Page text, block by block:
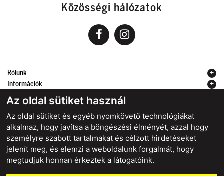
Az oldal sütiket használ
Az oldal sütiket és egyéb nyomkövető technológiákat
alkalmaz, hogy javítsa a böngészési élményét, azzal hogy
személyre szabott tartalmakat és célzott hirdetéseket
jelenít meg, és elemzi a weboldalunk forgalmát, hogy
megtudjuk honnan érkeztek a látogatóink.
Közösségi hálózatok
Rólunk
Információk
Kapcsolat